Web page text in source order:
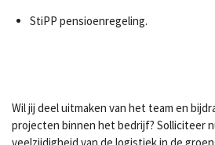
StiPP pensioenregeling.
Wil jij deel uitmaken van het team en
projecten binnen het bedrijf? Solliciteer
veelzijdigheid van de logistiek in de